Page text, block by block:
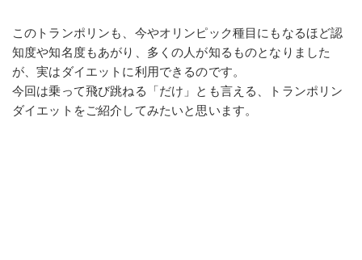
このトランポリンも、今やオリンピック種目にもなるほど認
知度や知名度もあがり、多くの人が知るものとなりました
が、実はダイエットに利用できるのです。
今回は乗って飛び跳ねる「だけ」とも言える、トランポリン
ダイエットをご紹介してみたいと思います。